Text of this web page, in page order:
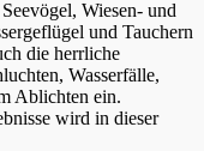
Wiesen- und
und Tauchern
die herrliche
Wasserfälle,
Ablichten ein.
wird in dieser